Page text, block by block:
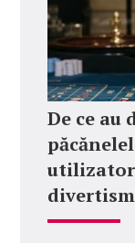
De ce au